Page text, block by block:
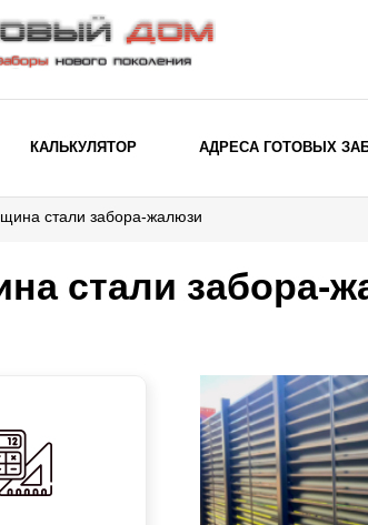
ПО МОДЕЛИ
Хай-тек
и ограждения для детских
КАЛЬКУЛЯТОР АДРЕСА ГОТОВЫХ
стали забора-жалюзи
стали забора-